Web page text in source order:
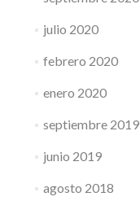
julio 2020
febrero 2020
enero 2020
septiembre 2019
junio 2019
agosto 2018